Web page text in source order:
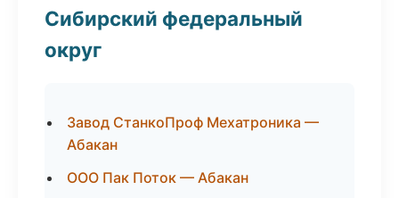
Сибирский федеральный
округ
Завод СтанкоПроф Мехатроника —
Абакан
ООО Пак Поток — Абакан